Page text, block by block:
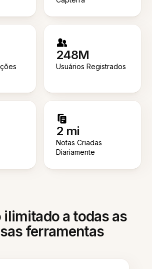
248M
Usuários Registrados
2 mi
Notas Criadas
Diariamente
a todas as
ferramentas